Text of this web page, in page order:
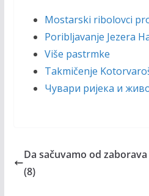
Mostarski ribolovci
Poribljavanje Jezera
Više pastrmke
Takmičenje
Чувари ријека и
Da sačuvamo od
(8)